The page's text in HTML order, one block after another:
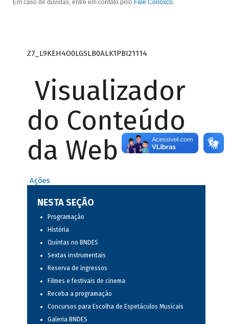
Em caso de dúvidas, entre em contato pelo Fale Conosco.
Z7_L9KEH4O0LGSLB0ALK1PBI21114
Visualizador
do Conteúdo
da Web
Ações
NESTA SEÇÃO
Programação
História
Quintas no BNDES
Sextas instrumentais
Reserva de ingressos
Filmes e festivais de cinema
Receba a programação
Concursos para Escolha de Espetáculos Musicais
Galeria BNDES